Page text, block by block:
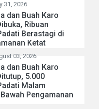
31, 2026
dan Buah Karo
Ribuan
Berastagi di
Ketat
03, 2026
dan Buah Karo
5.000
Malam
Pengamanan